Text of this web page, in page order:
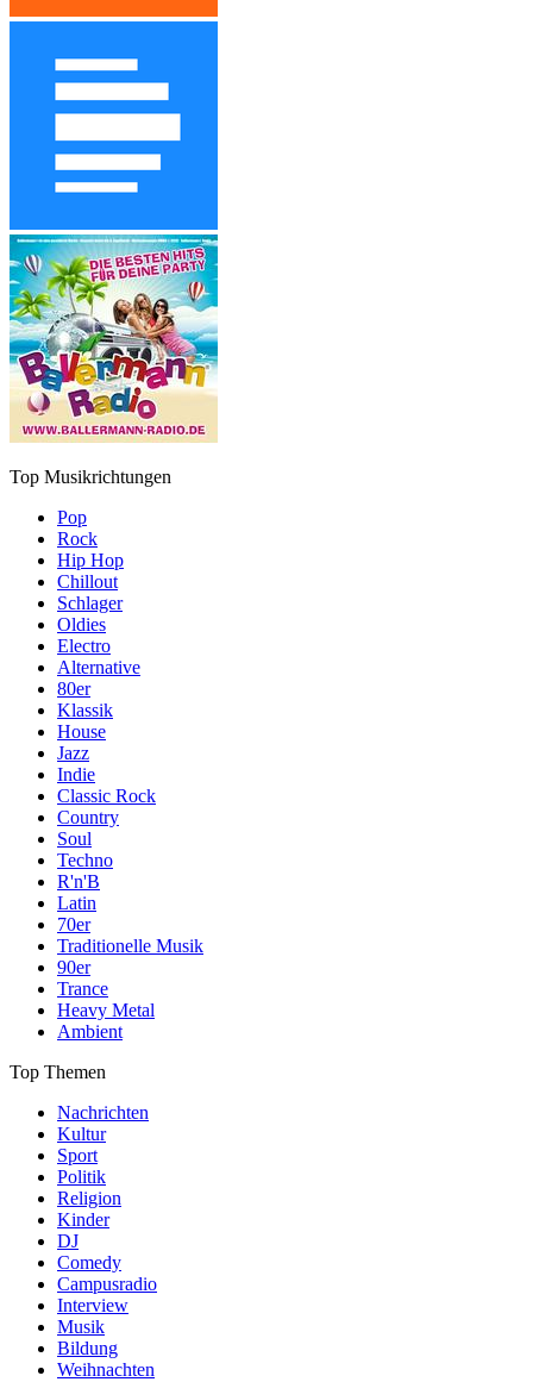
Top Musikrichtungen
Pop
Rock
Hip Hop
Chillout
Schlager
Oldies
Electro
Alternative
80er
Klassik
House
Jazz
Indie
Classic Rock
Country
Soul
Techno
R'n'B
Latin
70er
Traditionelle Musik
90er
Trance
Heavy Metal
Ambient
Top Themen
Nachrichten
Kultur
Sport
Politik
Religion
Kinder
DJ
Comedy
Campusradio
Interview
Musik
Bildung
Weihnachten